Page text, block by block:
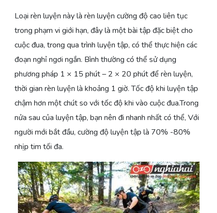
Loại rèn luyện này là rèn luyện cường độ cao liên tục
trong phạm vi giới hạn, đây là một bài tập đặc biệt cho
cuộc đua, trong qua trình luyện tập, có thể thực hiện các
đoạn nghỉ ngơi ngắn. Bình thường có thể sử dụng
phương pháp 1 × 15 phút – 2 × 20 phút để rèn luyện,
thời gian rèn luyện là khoảng 1 giờ. Tốc độ khi luyện tập
chậm hơn một chút so với tốc độ khi vào cuộc đua.Trong
nửa sau của luyện tập, bạn nên đi nhanh nhất có thể, Với
người mới bắt đầu, cường độ luyện tập là 70% -80%
nhịp tim tối đa.